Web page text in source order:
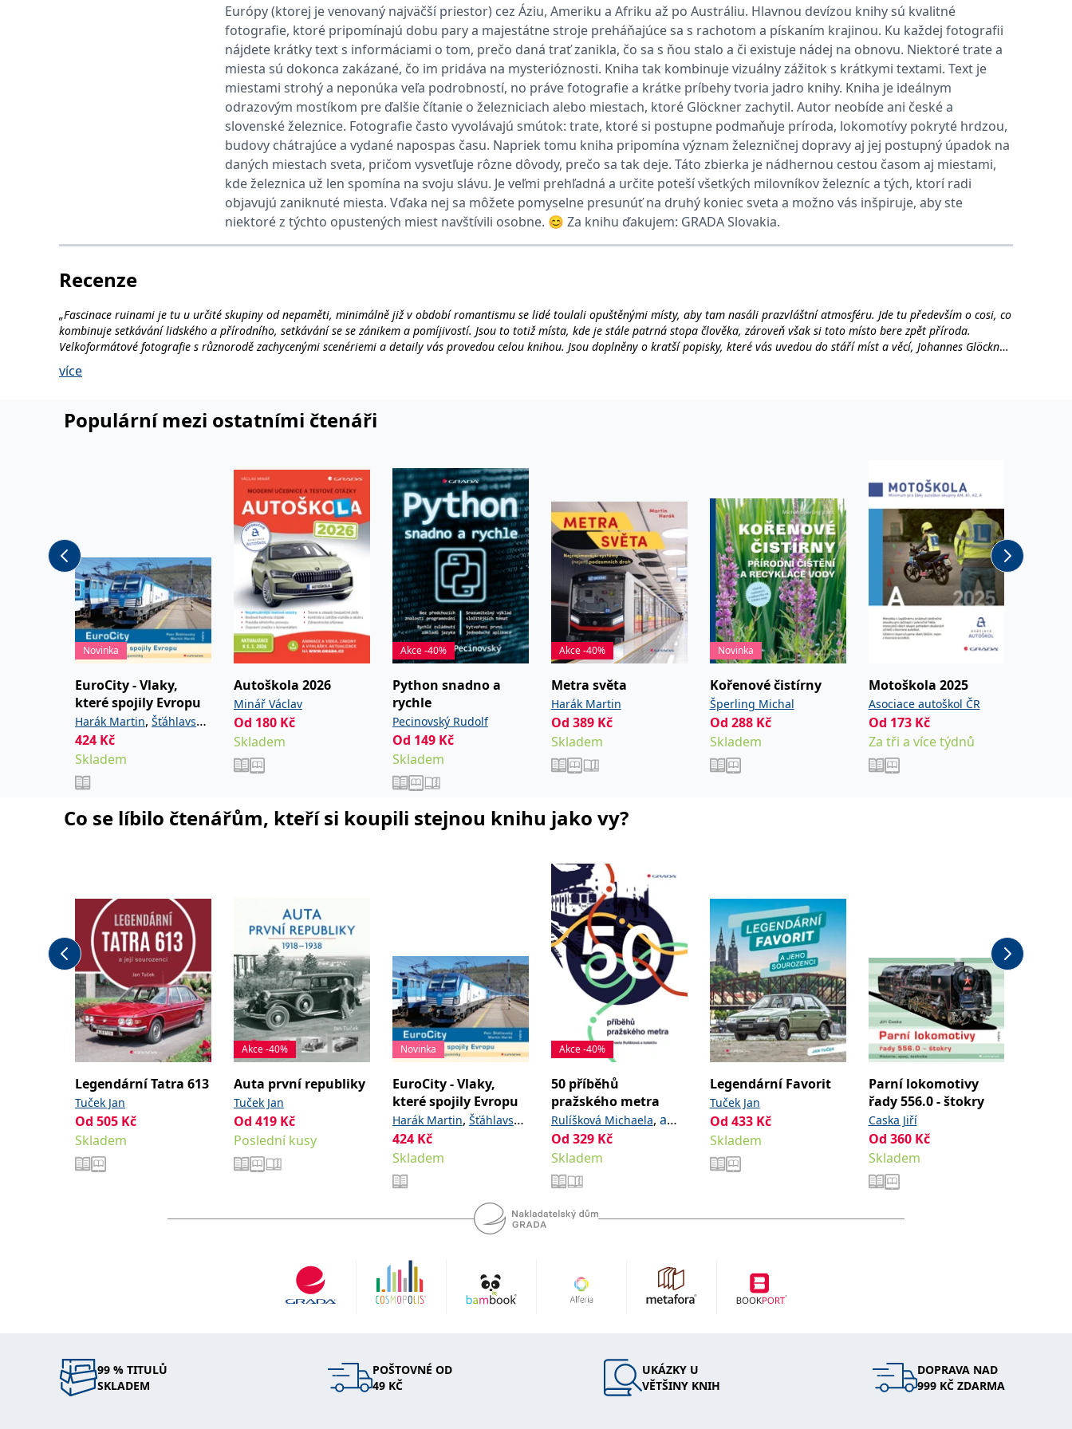
Více prozrazovat nechceme, tajemství opuštěných železnic poodhalí tato výpravná publikace.
Európy (ktorej je venovaný najväčší priestor) cez Áziu, Ameriku a Afriku až po Austráliu. Hlavnou devízou knihy sú kvalitné
fotografie, ktoré pripomínajú dobu pary a majestátne stroje preháňajúce sa s rachotom a pískaním krajinou. Ku každej fotografii
nájdete krátky text s informáciami o tom, prečo daná trať zanikla, čo sa s ňou stalo a či existuje nádej na obnovu. Niektoré trate a
miesta sú dokonca zakázané, čo im pridáva na mysterióznosti. Kniha tak kombinuje vizuálny zážitok s krátkymi textami. Text je
miestami strohý a neponúka veľa podrobností, no práve fotografie a krátke príbehy tvoria jadro knihy. Kniha je ideálnym
odrazovým mostíkom pre ďalšie čítanie o železniciach alebo miestach, ktoré Glöckner zachytil. Autor neobíde ani české a
slovenské železnice. Fotografie často vyvolávajú smútok: trate, ktoré si postupne podmaňuje príroda, lokomotívy pokryté hrdzou,
budovy chátrajúce a vydané napospas času. Napriek tomu kniha pripomína význam železničnej dopravy aj jej postupný úpadok na
daných miestach sveta, pričom vysvetľuje rôzne dôvody, prečo sa tak deje. Táto zbierka je nádhernou cestou časom aj miestami,
kde železnica už len spomína na svoju slávu. Je veľmi prehľadná a určite poteší všetkých milovníkov železníc a tých, ktorí radi
objavujú zaniknuté miesta. Vďaka nej sa môžete pomyselne presunúť na druhý koniec sveta a možno vás inšpiruje, aby ste
niektoré z týchto opustených miest navštívili osobne. 😊 Za knihu ďakujem: GRADA Slovakia.
Recenze
„Fascinace ruinami je tu u určité skupiny od nepaměti, minimálně již v období romantismu se lidé toulali opuštěnými místy, aby tam nasáli prazvláštní atmosféru. Jde tu především o cosi, co
kombinuje setkávání lidského a přírodního, setkávání se se zánikem a pomíjivostí. Jsou to totiž místa, kde je stále patrná stopa člověka, zároveň však si toto místo bere zpět příroda.
Velkoformátové fotografie s různorodě zachycenými scenériemi a detaily vás provedou celou knihou. Jsou doplněny o kratší popisky, které vás uvedou do stáří míst a věcí, Johannes Glöckner
uvádí zajímavé podrobnosti o lokomotivách, jejich typech, rok a místo výroby, jejich tehdejší použití. Často tu tak narazíte na lokomotivu československé výroby.“
- Čtenářská recenze:
více
Populární mezi ostatními čtenáři
Novinka
EuroCity - Vlaky,
které spojily Evropu
Harák Martin, Šťáhlavský
Petr
424 Kč
Skladem
Autoškola 2026
Minář Václav
Od 180 Kč
Skladem
Akce -40%
Python snadno a
rychle
Pecinovský Rudolf
Od 149 Kč
Skladem
Akce -40%
Metra světa
Harák Martin
Od 389 Kč
Skladem
Novinka
Kořenové čistírny
Šperling Michal
Od 288 Kč
Skladem
Motoškola 2025
Asociace autoškol ČR
Od 173 Kč
Za tři a více týdnů
Co se líbilo čtenářům, kteří si koupili stejnou knihu jako vy?
Legendární Tatra 613
Tuček Jan
Od 505 Kč
Skladem
Akce -40%
Auta první republiky
Tuček Jan
Od 419 Kč
Poslední kusy
Novinka
EuroCity - Vlaky,
které spojily Evropu
Harák Martin, Šťáhlavský
Petr
424 Kč
Skladem
Akce -40%
50 příběhů
pražského metra
Rulíšková Michaela, a
kolektiv
Od 329 Kč
Skladem
Legendární Favorit
Tuček Jan
Od 433 Kč
Skladem
Parní lokomotivy
řady 556.0 - štokry
Caska Jiří
Od 360 Kč
Skladem
99 % TITULŮ
SKLADEM
POŠTOVNÉ OD
49 KČ
UKÁZKY U
VĚTŠINY KNIH
DOPRAVA NAD
999 KČ ZDARMA
web.
1 rok
Tento soubor cookie je v Microsoftu široce používán jako jedinečný identifikátor uživatele. Lze jej nastavit pomocí vložených skriptů Microsoft. Široce se věří, že se
synchronizuje s mnoha různými doménami společnosti Microsoft, což umožňuje sledování uživatelů.
1 měsíc
Toto je velmi běžný název souboru cookie, ale pokud je nalezen jako soubor cookie relace, bude pravděpodobně použit jako pro správu stavu relace.
3 měsíce
Tento soubor cookie nastavuje společnost Doubleclick a provádí informace o tom, jak koncový uživatel používá webové stránky a jakoukoli reklamu, kterou koncový
uživatel mohl vidět před návštěvou uvedeného webu.
7 dní Toto je soubor cookie první strany společnosti Microsoft MSN, který používáme k měření používání webu pro interní analýzu.
Toto je soubor cookie využívaný společností Microsoft Bing Ads a je sledovacím souborem cookie. Umožňuje nám komunikovat s uživatelem, který již dříve navštívil
náš web.
test_cookie
Google LLC
15 minut Tento soubor cookie nastavuje společnost DoubleClick (kterou vlastní společnost Google), aby zjistila, zda prohlížeč návštěvníka webu podporuje soubory cookie.
IDE
uid
.adform.net 2 měsíce
Tento soubor cookie poskytuje jednoznačně přiřazené strojově generované ID uživatele a shromažďuje údaje o aktivitě na webu. Tato data mohou být odeslána k
analýze a hlášení třetí straně.